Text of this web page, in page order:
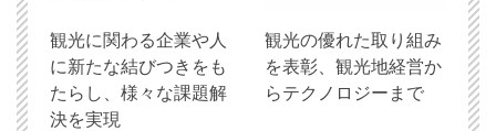
観光に関わる企業や人
に新たな結びつきをも
たらし、様々な課題解
決を実現
観光の優れた取り組み
を表彰、観光地経営か
らテクノロジーまで